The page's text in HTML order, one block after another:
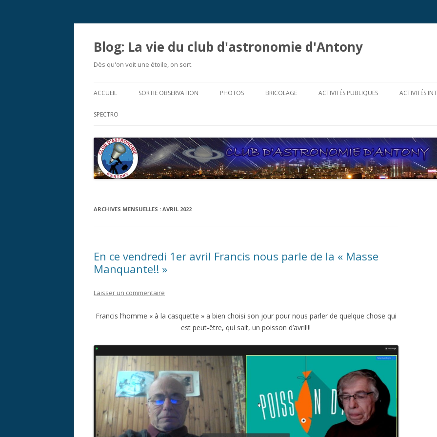
Blog: La vie du club d'astronomie d'Antony
Dès qu'on voit une étoile, on sort.
au
ACCUEIL SORTIE OBSERVATION PHOTOS BRICOLAGE ACTIVITÉS PUBLIQUES ACTIVITÉS
SPECTRO
ARCHIVES MENSUELLES : AVRIL 2022
En ce vendredi 1er avril Francis nous parle de la « Masse
Manquante!! »
Laisser un commentaire
Francis l’homme « à la casquette » a bien choisi son jour pour nous parler de quelque chose qui
est peut-être, qui sait, un poisson d’avril!!!